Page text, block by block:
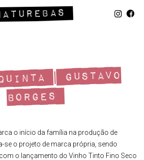
| GUSTAVO
BORGES
o início da família na produção de
se o projeto de marca própria, sendo
o lançamento do Vinho Tinto Fino Seco